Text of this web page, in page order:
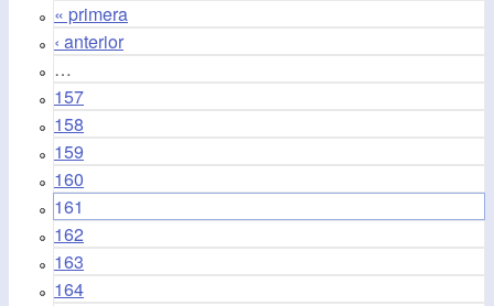
« primera
‹ anterior
…
157
158
159
160
161
162
163
164